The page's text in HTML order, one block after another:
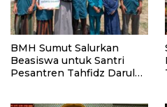
BMH Sumut Salurkan
Beasiswa untuk Santri
Pesantren Tahfidz Darul